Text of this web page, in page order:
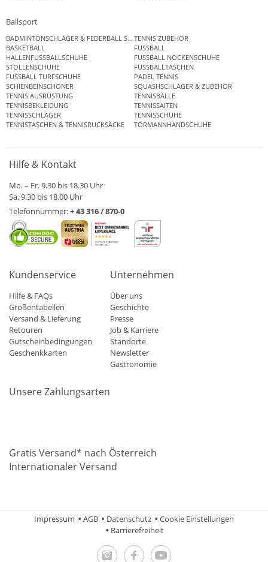
Ballsport
BADMINTONSCHLÄGER & FEDERBALL SETSTENNIS ZUBEHÖR
BASKETBALL
FUSSBALL
HALLENFUSSBALLSCHUHE
FUSSBALL NOCKENSCHUHE
STOLLENSCHUHE
FUSSBALLTASCHEN
FUSSBALL TURFSCHUHE
PADEL TENNIS
SCHIENBEINSCHONER
SQUASHSCHLÄGER & ZUBEHÖR
TENNIS AUSRÜSTUNG
TENNISBÄLLE
TENNISBEKLEIDUNG
TENNISSAITEN
TENNISSCHLÄGER
TENNISSCHUHE
TENNISTASCHEN & TENNISRUCKSÄCKE
TORMANNHANDSCHUHE
Hilfe & Kontakt
Mo. – Fr. 9.30 bis 18.30 Uhr
Sa. 9.30 bis 18.00 Uhr
Telefonnummer:+ 43 316 / 870-0
Kundenservice
Hilfe & FAQs
Größentabellen
Versand & Lieferung
Retouren
Gutscheinbedingungen
Geschenkkarten
Unternehmen
Über uns
Geschichte
Presse
Job & Karriere
Standorte
Newsletter
Gastronomie
Unsere Zahlungsarten
Gratis Versand* nach Österreich
Internationaler Versand
Impressum AGB Datenschutz
Cookie Einstellungen
Barrierefreiheit